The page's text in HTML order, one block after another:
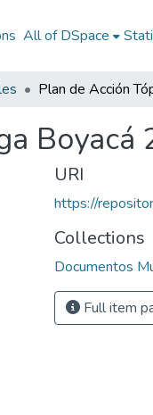
All of DSpace
URI
https://
Collections
Documentos
Full item